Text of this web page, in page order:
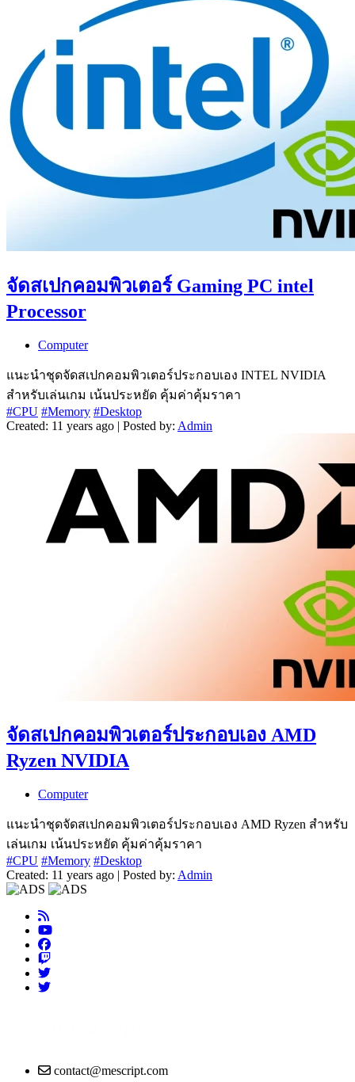
จัดสเปกคอมพิวเตอร์ Gaming PC intel
Processor
Computer
แนะนำชุดจัดสเปกคอมพิวเตอร์ประกอบเอง INTEL NVIDIA
สำหรับเล่นเกม เน้นประหยัด คุ้มค่าคุ้มราคา
#CPU #Memory #Desktop
Created: 11 years ago | Posted by: Admin
จัดสเปกคอมพิวเตอร์ประกอบเอง AMD
Ryzen NVIDIA
Computer
แนะนำชุดจัดสเปกคอมพิวเตอร์ประกอบเอง AMD Ryzen สำหรับ
เล่นเกม เน้นประหยัด คุ้มค่าคุ้มราคา
#CPU #Memory #Desktop
Created: 11 years ago | Posted by: Admin
contact@mescript.com